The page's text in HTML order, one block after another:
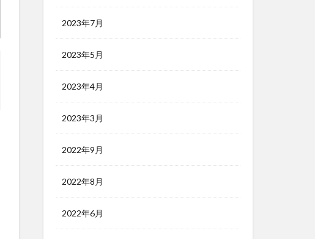
2023年7月
2023年5月
2023年4月
2023年3月
2022年9月
2022年8月
2022年6月